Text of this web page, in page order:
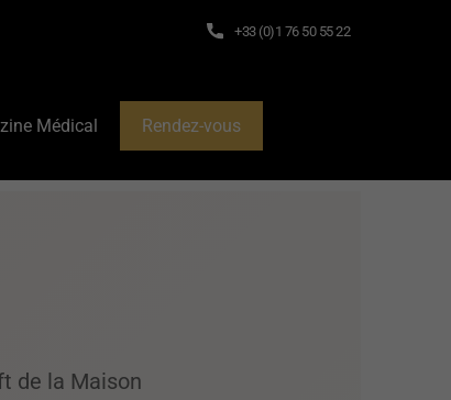
+33 (0)1 76 50 55 22
Médical Rendez-vous
de la Maison